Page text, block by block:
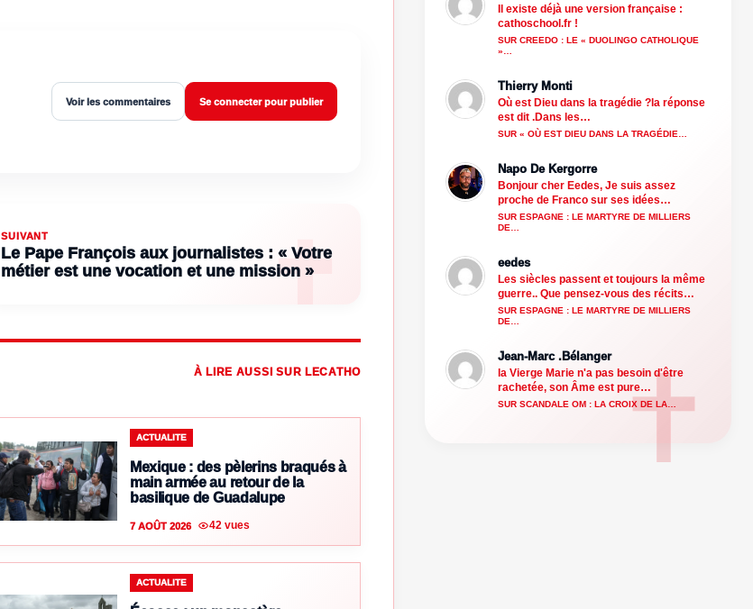
Voir les commentaires Se connecter pour publier
SUIVANT
Le Pape François aux journalistes : « Votre
métier est une vocation et une mission »
À LIRE AUSSI SUR LECATHO
ACTUALITE
Mexique : des pèlerins braqués à
main armée au retour de la
basilique de Guadalupe
7 AOÛT 2026 42 vues
ACTUALITE
Il existe déjà une version française :
cathoschool.fr !
SUR CREEDO : LE « DUOLINGO CATHOLIQUE
»…
Thierry Monti
Où est Dieu dans la tragédie ?la réponse
est dit .Dans les…
SUR « OÙ EST DIEU DANS LA TRAGÉDIE…
Napo De Kergorre
Bonjour cher Eedes, Je suis assez
proche de Franco sur ses idées…
SUR ESPAGNE : LE MARTYRE DE MILLIERS
DE…
eedes
Les siècles passent et toujours la même
guerre.. Que pensez-vous des récits…
SUR ESPAGNE : LE MARTYRE DE MILLIERS
DE…
Jean-Marc .Bélanger
la Vierge Marie n'a pas besoin d'être
rachetée, son Âme est pure…
SUR SCANDALE OM : LA CROIX DE LA…